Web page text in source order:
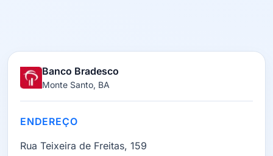
Banco Bradesco
Monte Santo, BA
ENDEREÇO
Rua Teixeira de Freitas, 159